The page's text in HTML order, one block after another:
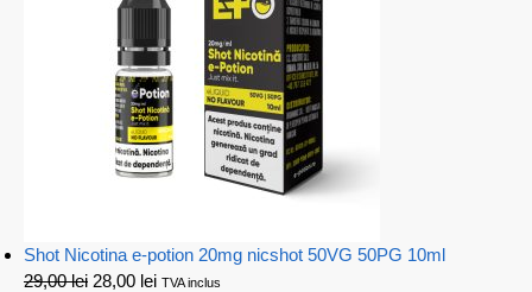
Shot Nicotina e-potion 20mg nicshot 50VG 50PG 10ml
29,00lei 28,00 lei TVA inclus